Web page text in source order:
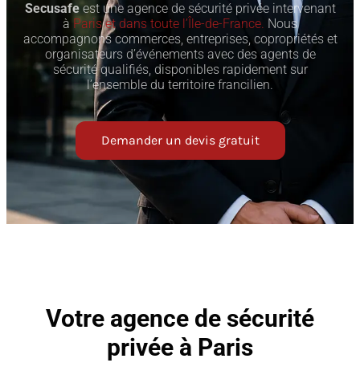
Secusafeest une agence de sécurité privée intervenant
à Paris et dans toute l’Île-de-France. Nous
accompagnons commerces, entreprises, copropriétés et
organisateurs d’événements avec des agents de
sécurité qualifiés, disponibles rapidement sur
l’ensemble du territoire francilien.
Demander un devis gratuit
Votre agence de sécurité
privée à Paris